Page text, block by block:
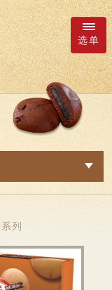
选单
列